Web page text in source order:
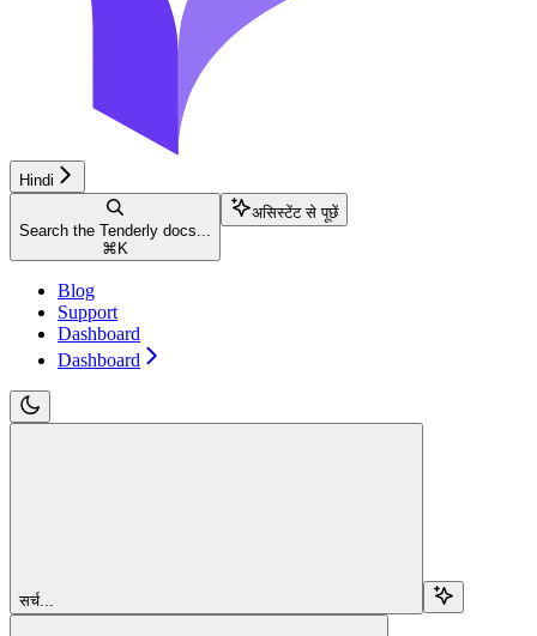
Hindi
Search the Tenderly docs...
⌘ K
असिस्टेंट से पूछें
Blog
Support
Dashboard
Dashboard
सर्च...